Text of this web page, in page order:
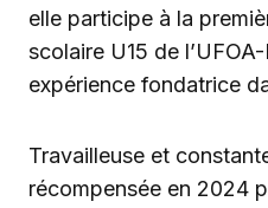
elle participe à la
scolaire U15 de
expérience fondatrice
Travailleuse et
récompensée en 2024